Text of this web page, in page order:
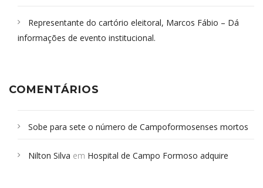
Representante do cartório eleitoral, Marcos Fábio – Dá
informações de evento institucional.
COMENTÁRIOS
Sobe para sete o número de Campoformosenses mortos
Campoformosenses que morreram em desabamentos são
Nilton Silva em Hospital de Campo Formoso adquire